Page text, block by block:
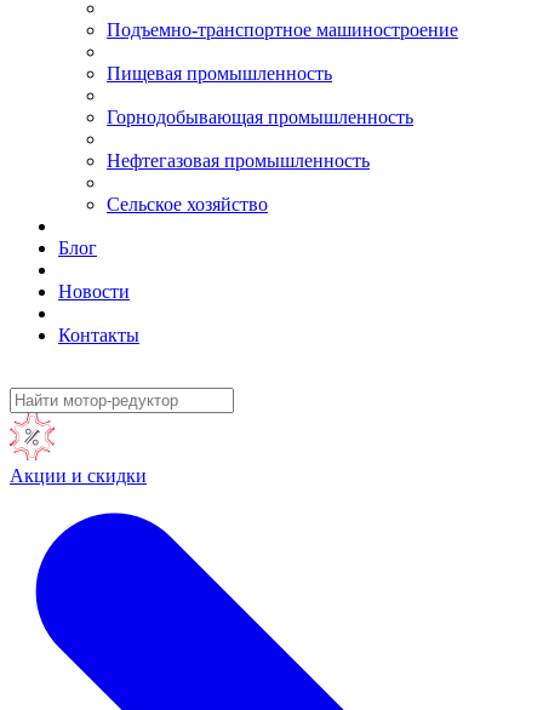
Подъемно-транспортное машиностроение
Пищевая промышленность
Горнодобывающая промышленность
Нефтегазовая промышленность
Сельское хозяйство
Блог
Новости
Контакты
Акции и скидки